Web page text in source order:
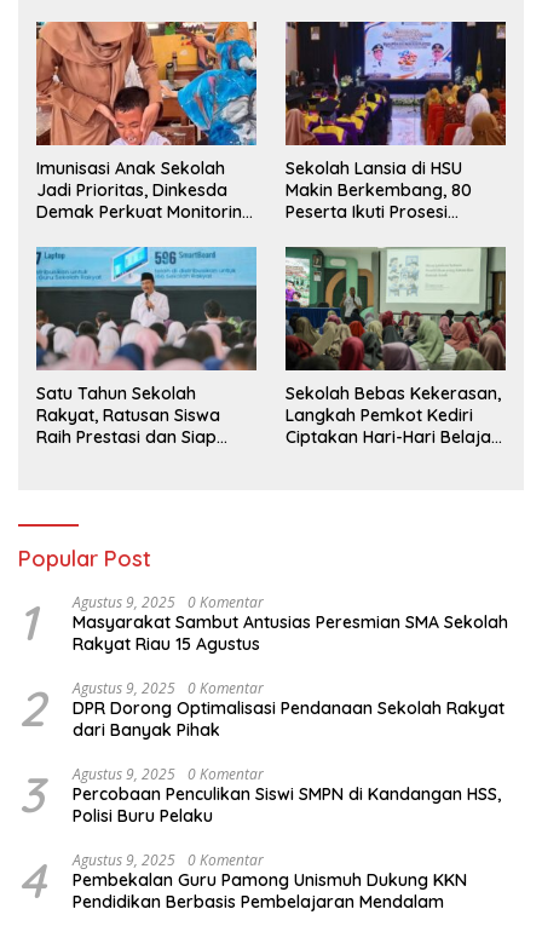
Imunisasi Anak Sekolah
Jadi Prioritas, Dinkesda
Demak Perkuat Monitoring
Sekolah Lansia di HSU
Makin Berkembang, 80
Peserta Ikuti Prosesi
Satu Tahun Sekolah
Rakyat, Ratusan Siswa
Raih Prestasi dan Siap
Sekolah Bebas Kekerasan,
Langkah Pemkot Kediri
Ciptakan Hari-Hari Belajar
Popular Post
1 Agustus 9, 2025 0 Komentar
Masyarakat Sambut Antusias Peresmian SMA Sekolah
Rakyat Riau 15 Agustus
2 Agustus 9, 2025 0 Komentar
DPR Dorong Optimalisasi Pendanaan Sekolah Rakyat
dari Banyak Pihak
3 Agustus 9, 2025 0 Komentar
Percobaan Penculikan Siswi SMPN di Kandangan HSS,
Polisi Buru Pelaku
4 Agustus 9, 2025 0 Komentar
Pembekalan Guru Pamong Unismuh Dukung KKN
Pendidikan Berbasis Pembelajaran Mendalam